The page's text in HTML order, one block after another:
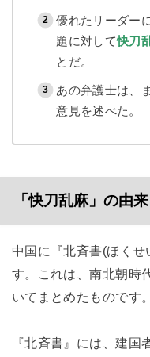
優れたリーダー
題に対して快刀
とだ。
あの弁護士は、
意見を述べた。
「快刀乱麻」の由来
中国に『北斉書(ほくせ
す。これは、南北朝時
いてまとめたものです。
『北斉書』には、建